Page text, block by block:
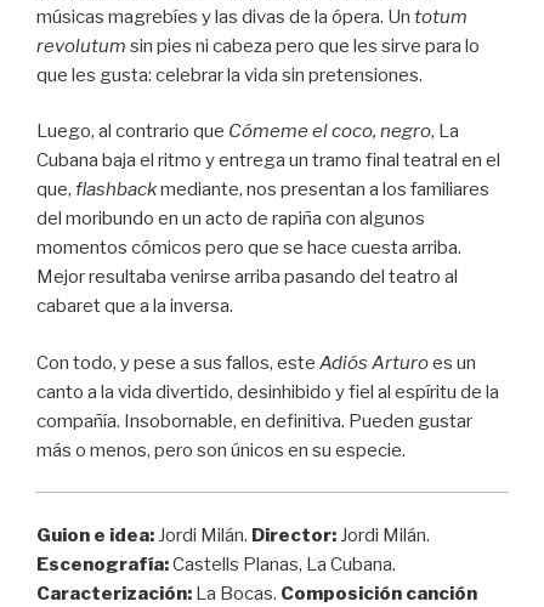
músicas magrebíes y las divas de la ópera. Un totum
revolutum sin pies ni cabeza pero que les sirve para lo
que les gusta: celebrar la vida sin pretensiones.
Luego, al contrario que Cómeme el coco, negro, La
Cubana baja el ritmo y entrega un tramo final teatral en el
que, flashbackmediante, nos presentan a los familiares
del moribundo en un acto de rapiña con algunos
momentos cómicos pero que se hace cuesta arriba.
Mejor resultaba venirse arriba pasando del teatro al
cabaret que a la inversa.
Con todo, y pese a sus fallos, este Adiós Arturoes un
canto a la vida divertido, desinhibido y fiel al espíritu de la
compañía. Insobornable, en definitiva. Pueden gustar
más o menos, pero son únicos en su especie.
Guion e idea: Jordi Milán. Director: Jordi Milán.
Escenografía:Castells Planas, La Cubana.
Caracterización: La Bocas. Composición canción